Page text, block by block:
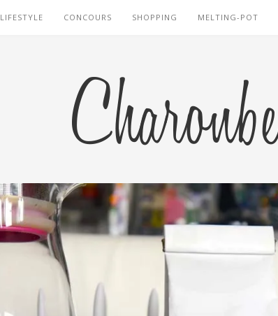
LIFESTYLE CONCOURS SHOPPING MELTING-POT